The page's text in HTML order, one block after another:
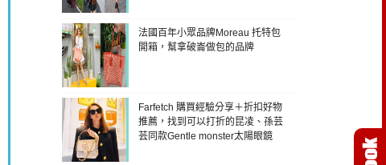
法國百年小眾品牌Moreau 托特包
開箱，幫拿破崙做包的品牌
Farfetch 購買經驗分享＋折扣好物
推薦，找到可以打折的昆凌、孫芸
芸同款Gentle monster太陽眼鏡